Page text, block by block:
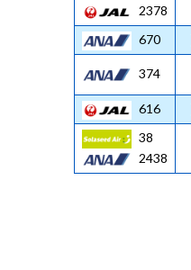
2378
670
374
616
38
2438